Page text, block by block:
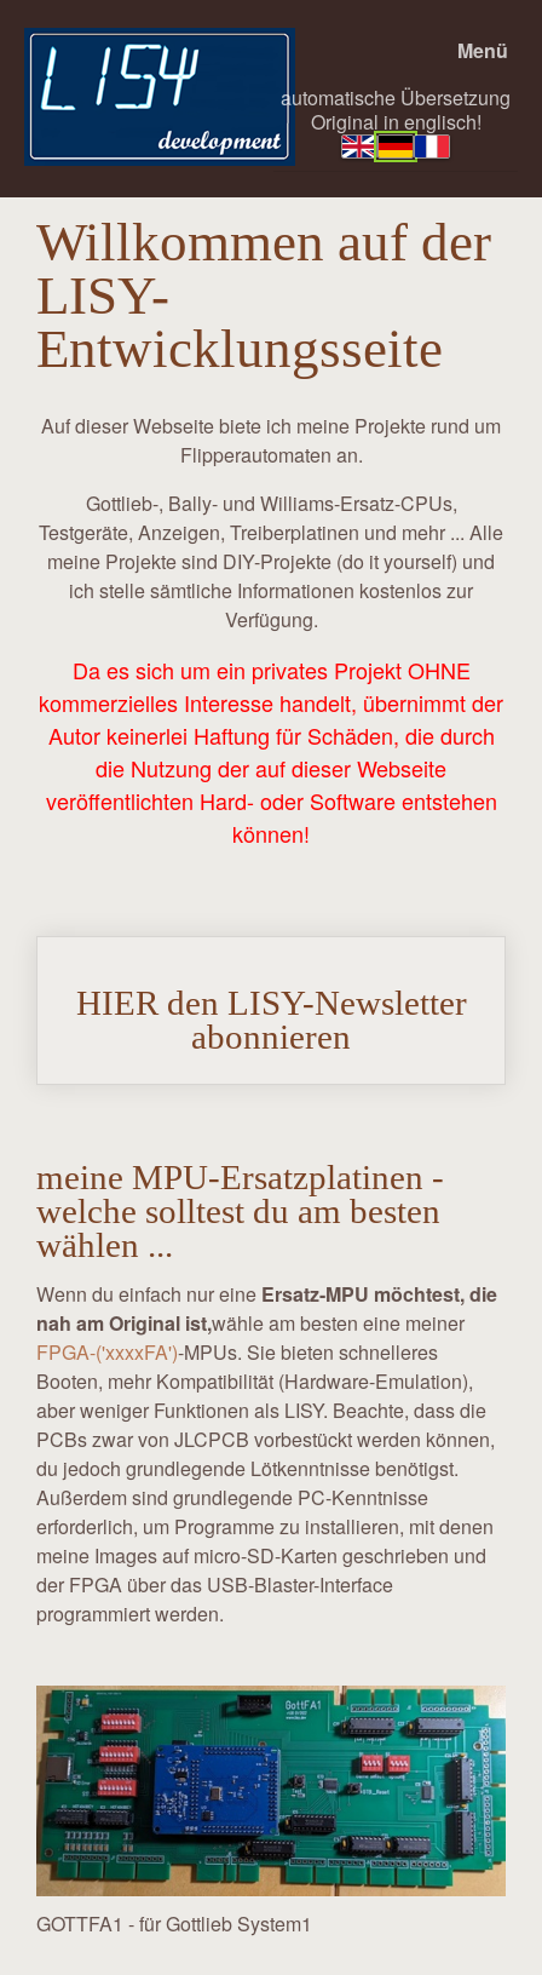
Menü
automatische Übersetzung
Original in englisch!
Willkommen auf der
LISY-
Entwicklungsseite
Auf dieser Webseite biete ich meine Projekte rund um
Flipperautomaten an.
Gottlieb-, Bally- und Williams-Ersatz-CPUs,
Testgeräte, Anzeigen, Treiberplatinen und mehr ... Alle
meine Projekte sind DIY-Projekte (do it yourself) und
ich stelle sämtliche Informationen kostenlos zur
Verfügung.
Da es sich um ein privates Projekt OHNE
kommerzielles Interesse handelt, übernimmt der
Autor keinerlei Haftung für Schäden, die durch
die Nutzung der auf dieser Webseite
veröffentlichten Hard- oder Software entstehen
können!
HIER den LISY-Newsletter
abonnieren
meine MPU-Ersatzplatinen -
welche solltest du am besten
wählen ...
Wenn du einfach nur eine Ersatz-MPU möchtest, die
nah am Original ist,wähle am besten eine meiner
FPGA-('xxxxFA')-MPUs. Sie bieten schnelleres
Booten, mehr Kompatibilität (Hardware-Emulation),
aber weniger Funktionen als LISY. Beachte, dass die
PCBs zwar von JLCPCB vorbestückt werden können,
du jedoch grundlegende Lötkenntnisse benötigst.
Außerdem sind grundlegende PC-Kenntnisse
erforderlich, um Programme zu installieren, mit denen
meine Images auf micro-SD-Karten geschrieben und
der FPGA über das USB-Blaster-Interface
programmiert werden.
GOTTFA1 - für Gottlieb System1